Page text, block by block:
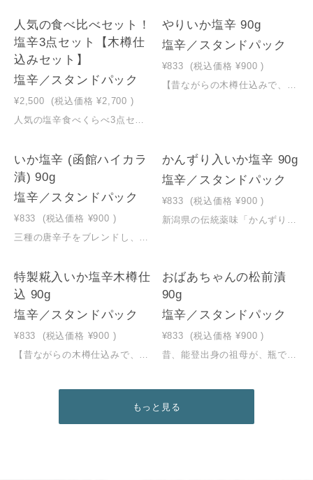
人気の食べ比べセット！
塩辛3点セット【木樽仕
込みセット】
塩辛／スタンドパック
¥2,500 (税込価格 ¥2,700 )
人気の塩辛食べくらべ3点セット１）木樽仕込いか塩辛くコ:彡人気ナンバー1のまろやかな塩辛２）かんずり入いか塩辛くコ:彡新潟の伝統薬味をあわせた唐辛子の香りとマッチした塩辛３）ゴロ２倍いか塩辛くコ:彡通常の塩辛より２倍イカのワタを使用した濃厚な塩辛【昔ながらの木樽仕込みで、まろやかな旨味】
やりいか塩辛 90g
塩辛／スタンドパック
¥833 (税込価格 ¥900 )
【昔ながらの木樽仕込みで、まろやかな旨味】小田島水産の塩辛は、昔から受け継がれる木樽仕込み。木樽で一週間、じっくりと熟成発酵させることでいか本来の旨味を感じられる「まろやかで味わい深い」塩辛となります。着色料は使用せず、自然にほんのりと色づくやさしい「さくら色」。塩辛のコク深さと、まろやかな口あたりがごはんにも、お酒にも、よく合います。
いか塩辛 (函館ハイカラ
漬) 90g
塩辛／スタンドパック
¥833 (税込価格 ¥900 )
三種の唐辛子をブレンドし、ピリ辛の味わいが特徴。ご飯やお酒のお供に最適です。【昔ながらの木樽仕込みで、まろやかな旨味】小田島水産の塩辛は、昔から受け継がれる木樽仕込み。木樽で一週間、じっくりと熟成発酵させることでいか本来の旨味を感じられる「まろやかで味わい深い」塩辛となります。着色料は使用せず、自然にほんのりと色づくやさしい「さくら色」。塩辛のコク深さと、まろやかな口あたりがごはんにも、お酒にも、よく合います。
かんずり入いか塩辛 90g
塩辛／スタンドパック
¥833 (税込価格 ¥900 )
新潟県の伝統薬味「かんずり」との組み合わせは逸品。いかの旨味とかんずりの香りが調和した贅沢な味わいです。【昔ながらの木樽仕込みで、まろやかな旨味】小田島水産の塩辛は、昔から受け継がれる木樽仕込み。木樽で一週間、じっくりと熟成発酵させることでいか本来の旨味を感じられる「まろやかで味わい深い」塩辛となります。着色料は使用せず、自然にほんのりと色づくやさしい「さくら色」。塩辛のコク深さと、まろやかな口あたりがごはんにも、お酒にも、よく合います。
特製糀入いか塩辛木樽仕
込 90g
塩辛／スタンドパック
¥833 (税込価格 ¥900 )
【昔ながらの木樽仕込みで、まろやかな旨味】小田島水産の塩辛は、昔から受け継がれる木樽仕込み。木樽で一週間、じっくりと熟成発酵させることでいか本来の旨味を感じられる「まろやかで味わい深い」塩辛となります。着色料は使用せず、自然にほんのりと色づくやさしい「さくら色」。塩辛のコク深さと、まろやかな口あたりがごはんにも、お酒にも、よく合います。
おばあちゃんの松前漬
90g
塩辛／スタンドパック
¥833 (税込価格 ¥900 )
昔、能登出身の祖母が、瓶で作ってくれた松前漬。するめの香りがして大変風味豊かなものでした。そんな手作りの味を記憶の中に求め、再現しました。南茅部（函館）産真昆布、函館産がごめ昆布、スルメ、そして数の子を使い、秘伝のタレでじっくりと仕上げました。添加物を極力抑えた手作りの味をご賞味ください。
もっと見る